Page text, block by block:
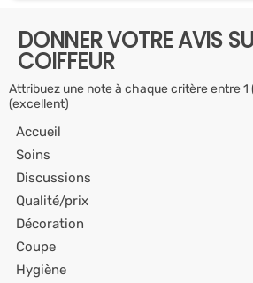
DONNER VOTRE AVIS
COIFFEUR
Attribuez une note à chaque critère entre 1
(excellent)
Accueil
Soins
Discussions
Qualité/prix
Décoration
Coupe
Hygiène